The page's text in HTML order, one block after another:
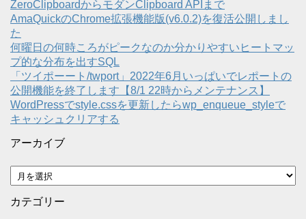
ZeroClipboardからモダンClipboard APIまで
AmaQuickのChrome拡張機能版(v6.0.2)を復活公開しまし
た
何曜日の何時ころがピークなのか分かりやすいヒートマッ
プ的な分布を出すSQL
「ツイポーート/twport」2022年6月いっぱいでレポートの
公開機能を終了します【8/1 22時からメンテナンス】
WordPressでstyle.cssを更新したらwp_enqueue_styleで
キャッシュクリアする
アーカイブ
ア
ー
カ
カテゴリー